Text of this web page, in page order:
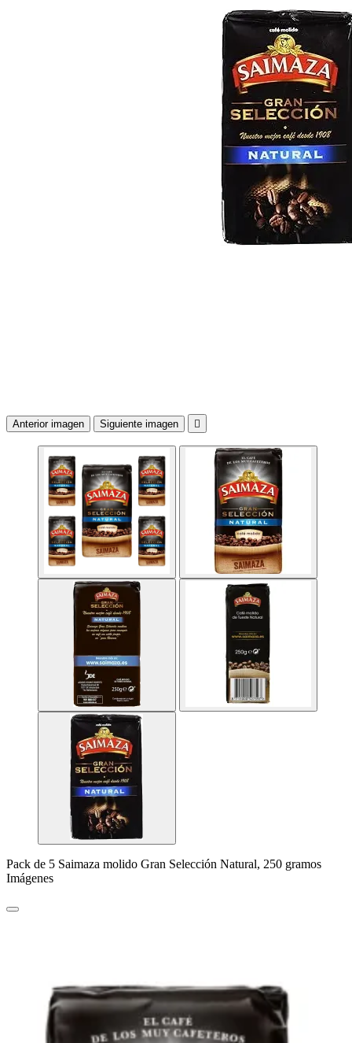
Anterior imagen Siguiente imagen 
Pack de 5 Saimaza molido Gran Selección Natural, 250 gramos
Imágenes